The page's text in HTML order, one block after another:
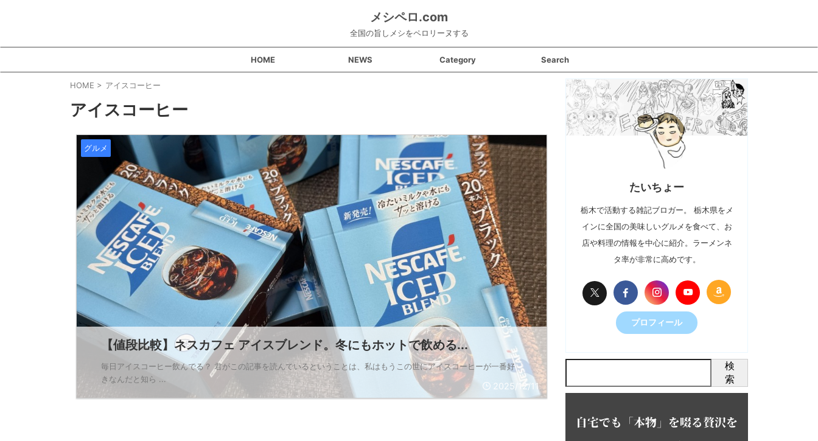
メシペロ.com
全国の旨しメシをペロリーヌする
HOME NEWS Category Search
HOME > アイスコーヒー
アイスコーヒー
2025/12/11
グルメ
【値段比較】ネスカフェ アイスブレンド。冬にもホットで飲める...
毎日アイスコーヒー飲んでる？ 君がこの記事を読んでいるということは、私はもうこの世にアイスコーヒーが一番好
きなんだと知ら ...
たいちょー
栃木で活動する雑記ブロガー。 栃木県をメ
インに全国の美味しいグルメを食べて、お
店や料理の情報を中心に紹介。ラーメンネ
タ率が非常に高めです。
プロフィール
検
索